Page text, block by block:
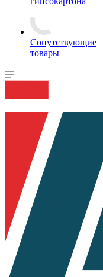
Сопутствующие
товары